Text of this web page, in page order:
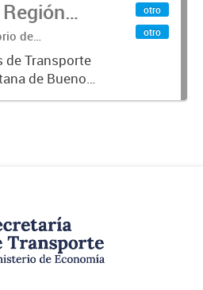
de
de Transporte
de Buenos
otro
otro